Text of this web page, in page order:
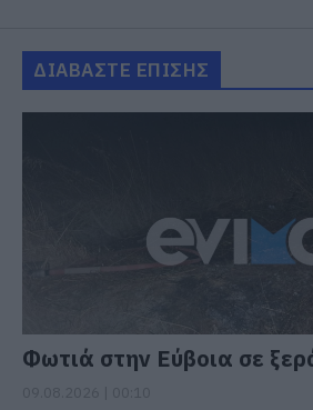
ΔΙΑΒΑΣΤΕ ΕΠΙΣΗΣ
Φωτιά στην Εύβοια σε